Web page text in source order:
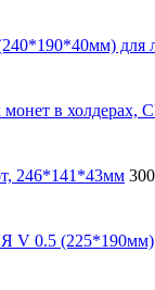
для
монет в
246*141*43мм
V 0.5 (225*190мм)